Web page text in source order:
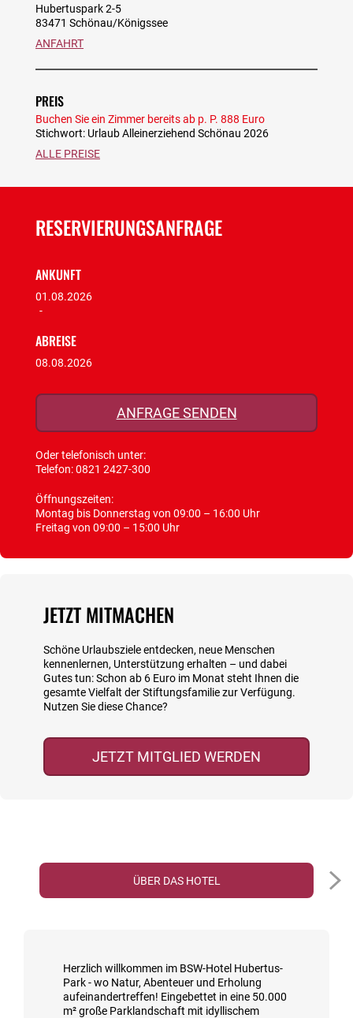
Hubertuspark 2-5
83471 Schönau/Königssee
ANFAHRT
PREIS
Buchen Sie ein Zimmer bereits ab p. P. 888 Euro
Stichwort: Urlaub Alleinerziehend Schönau 2026
ALLE PREISE
RESERVIERUNGSANFRAGE
ANKUNFT
01.08.2026
-
ABREISE
08.08.2026
ANFRAGE SENDEN
Oder telefonisch unter:
Telefon:0821 2427-300
Öffnungszeiten:
Montag bis Donnerstag von 09:00 – 16:00 Uhr
Freitag von 09:00 – 15:00 Uhr
JETZT MITMACHEN
Schöne Urlaubsziele entdecken, neue Menschen
kennenlernen, Unterstützung erhalten – und dabei
Gutes tun: Schon ab 6 Euro im Monat steht Ihnen die
gesamte Vielfalt der Stiftungsfamilie zur Verfügung.
Nutzen Sie diese Chance?
JETZT MITGLIED WERDEN
ÜBER DAS HOTEL
Herzlich willkommen im BSW-Hotel Hubertus-
Park - wo Natur, Abenteuer und Erholung
aufeinandertreffen! Eingebettet in eine 50.000
m² große Parklandschaft mit idyllischem